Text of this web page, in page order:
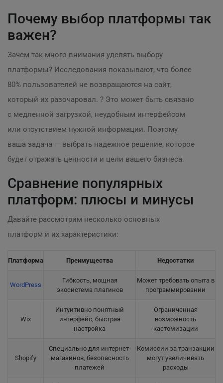
Почему выбор платформы так
важен?
Зачем так много внимания уделять выбору
платформы? Исследования показывают, что более
80% пользователей не возвращаются на сайт,
который их разочаровал. ? Это может быть связано
с медленной загрузкой, неудобным интерфейсом
или отсутствием нужной информации. Поэтому
ваша задача — выбрать надежное решение, которое
будет отражать ценности и цели вашего бизнеса.
Сравнение популярных
платформ: плюсы и минусы
Давайте рассмотрим несколько основных
платформ и их характеристики:
Платформа Преимущества Недостатки
WordPress
Гибкость, мощная
экосистема плагинов
Может требовать опыта в
программировании
Wix
Интуитивно понятный
интерфейс, быстрая
настройка
Ограниченная
возможность
кастомизации
Shopify
Специально для интернет-
магазинов, безопасность
платежей
Комиссии за транзакции
могут увеличивать
расходы